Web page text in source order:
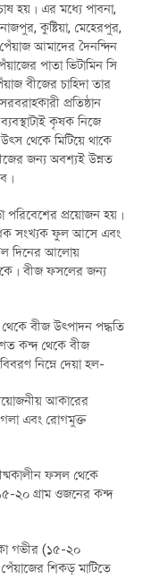
হয়। এর মধ্যে পাবনা,
কুষ্টিয়া, মেহেরপুর,
আমাদের দৈনন্দিন
পাতা ভিটামিন সি
বীজের চাহিদা তার
প্রতিষ্ঠান
কৃষক নিজে
থেকে মিটিয়ে থাকে
জন্য অবশ্যই উন্নত
পরিবেশের প্রয়োজন হয়।
সংখ্যক ফুল আসে এবং
দিনের আলোয়
বীজ ফসলের জন্য
বীজ উৎপাদন পদ্ধতি
কন্দ থেকে বীজ
নিম্নে দেয়া হল-
আকারের
এবং রোগমুক্ত
ফসল থেকে
২০ গ্রাম ওজনের কন্দ
গভীর (১৫-২০
শিকড় মাটিতে